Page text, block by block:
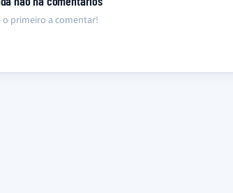
o primeiro a comentar!